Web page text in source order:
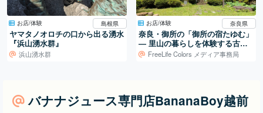
お店/体験 島根県
ヤマタノオロチの口から出る湧水
『浜山湧水群』
浜山湧水群
お店/体験 奈良県
奈良・御所の「御所の宿たゆむ」
― 里山の暮らしを体験する古民
家宿FreeLife Colors メディア事務局
バナナジュース専門店BananaBoy越前